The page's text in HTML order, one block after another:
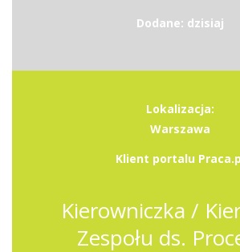
Dodane: dzisiaj
Lokalizacja:
Warszawa
Klient portalu
Kierowniczka /
Zespołu ds.